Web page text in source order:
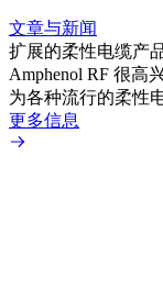
文章与新闻
扩展的柔性电缆产
Amphenol RF 很高
为各种流行的柔性
更多信息